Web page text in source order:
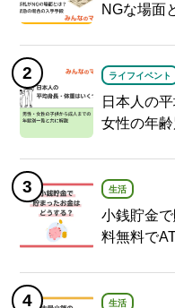
NGな場面
ライフイベント
日本人の
女性の年
生活
小銭貯金
料無料で
生活